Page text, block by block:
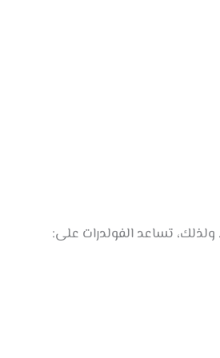
تساعد الفولدرات على: